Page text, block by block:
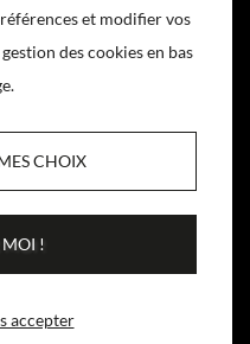
et modifier vos
des cookies en bas
CHOIX
MOI !
accepter